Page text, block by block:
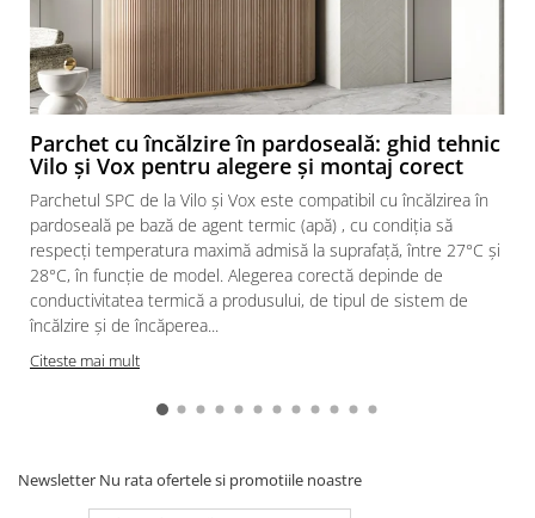
Parchet cu încălzire în pardoseală: ghid tehnic
Vilo și Vox pentru alegere și montaj corect
Parchetul SPC de la Vilo și Vox este compatibil cu încălzirea în
pardoseală pe bază de agent termic (apă) , cu condiția să
respecți temperatura maximă admisă la suprafață, între 27°C și
28°C, în funcție de model. Alegerea corectă depinde de
conductivitatea termică a produsului, de tipul de sistem de
încălzire și de încăperea...
Citeste mai mult
Newsletter Nu rata ofertele si promotiile noastre